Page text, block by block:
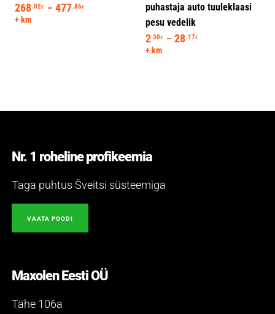
268.02€ – 477.86€ Hinnavahemik: 268.02€ kuni 477.86€
+ km
puhastaja auto tuuleklaasi
pesu vedelik
2.30€ – 28.17€
+ km
Nr. 1 roheline profikeemia
Taga puhtus Šveitsi süsteemiga
VAATA POODI
Maxolen Eesti OÜ
Tähe 106a